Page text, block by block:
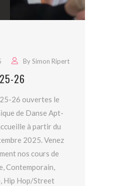
BySimon Ripert
26
26 ouvertes le
de Danse Apt-
à partir du
2025. Venez
nos cours de
Contemporain,
Hip Hop/Street